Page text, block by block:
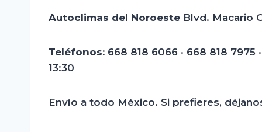
Autoclimas del Noroeste Blvd. Macario
Teléfonos: 668 818 6066 · 668 818 7975
13:30
Envío a todo México. Si prefieres,